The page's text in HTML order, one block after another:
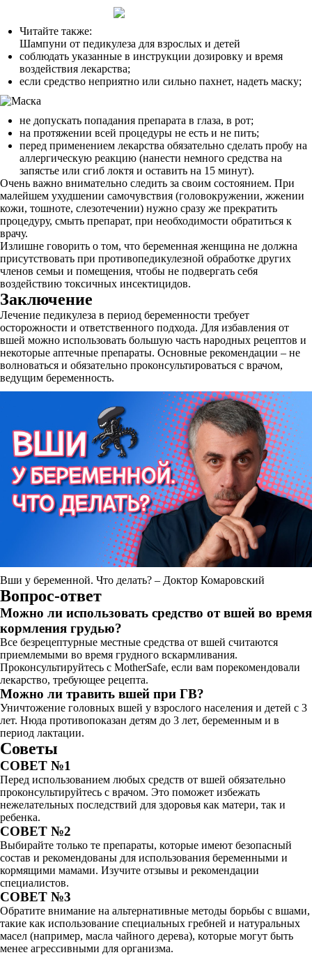
Читайте также:
Шампуни от педикулеза для взрослых и детей
соблюдать указанные в инструкции дозировку и время
воздействия лекарства;
если средство неприятно или сильно пахнет, надеть маску;
не допускать попадания препарата в глаза, в рот;
на протяжении всей процедуры не есть и не пить;
перед применением лекарства обязательно сделать пробу на
аллергическую реакцию (нанести немного средства на
запястье или сгиб локтя и оставить на 15 минут).
Очень важно внимательно следить за своим состоянием. При
малейшем ухудшении самочувствия (головокружении, жжении
кожи, тошноте, слезотечении) нужно сразу же прекратить
процедуру, смыть препарат, при необходимости обратиться к
врачу.
Излишне говорить о том, что беременная женщина не должна
присутствовать при противопедикулезной обработке других
членов семьи и помещения, чтобы не подвергать себя
воздействию токсичных инсектицидов.
Заключение
Лечение педикулеза в период беременности требует
осторожности и ответственного подхода. Для избавления от
вшей можно использовать большую часть народных рецептов и
некоторые аптечные препараты. Основные рекомендации – не
волноваться и обязательно проконсультироваться с врачом,
ведущим беременность.
Вши у беременной. Что делать? – Доктор Комаровский
Вопрос-ответ
Можно ли использовать средство от вшей во время
кормления грудью?
Все безрецептурные местные средства от вшей считаются
приемлемыми во время грудного вскармливания.
Проконсультируйтесь с MotherSafe, если вам порекомендовали
лекарство, требующее рецепта.
Можно ли травить вшей при ГВ?
Уничтожение головных вшей у взрослого населения и детей с 3
лет. Нюда противопоказан детям до 3 лет, беременным и в
период лактации.
Советы
СОВЕТ №1
Перед использованием любых средств от вшей обязательно
проконсультируйтесь с врачом. Это поможет избежать
нежелательных последствий для здоровья как матери, так и
ребенка.
СОВЕТ №2
Выбирайте только те препараты, которые имеют безопасный
состав и рекомендованы для использования беременными и
кормящими мамами. Изучите отзывы и рекомендации
специалистов.
СОВЕТ №3
Обратите внимание на альтернативные методы борьбы с вшами,
такие как использование специальных гребней и натуральных
масел (например, масла чайного дерева), которые могут быть
менее агрессивными для организма.